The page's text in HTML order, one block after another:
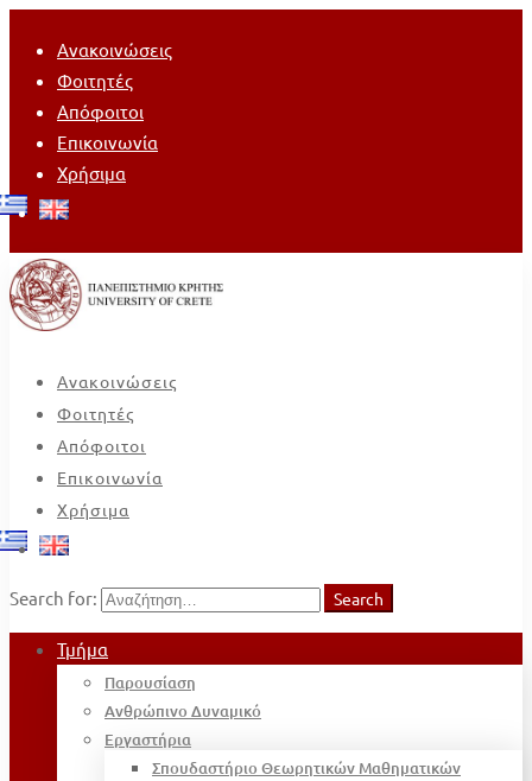
Ανακοινώσεις
Φοιτητές
Απόφοιτοι
Επικοινωνία
Χρήσιμα
Ανακοινώσεις
Φοιτητές
Απόφοιτοι
Επικοινωνία
Χρήσιμα
Search for: Search
Τμήμα
Παρουσίαση
Ανθρώπινο Δυναμικό
Εργαστήρια
Σπουδαστήριο Θεωρητικών Μαθηματικών